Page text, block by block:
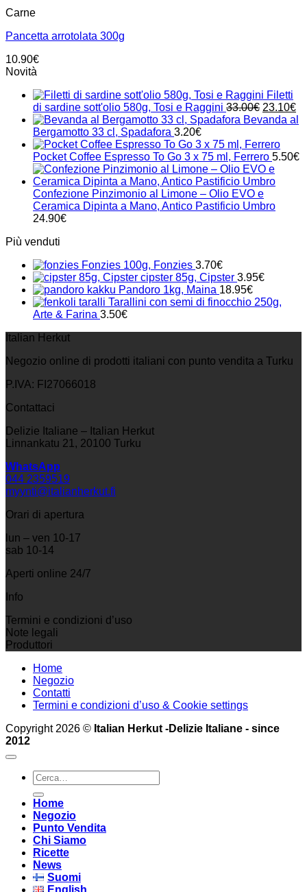
Carne
Pancetta arrotolata 300g
10.90€
Novità
Filetti
di sardine sott'olio 580g, Tosi e Raggini 33.00€ Il
prezzo
era:
33.00€.
23.10€Il
Bevanda al
Bergamotto 33 cl, Spadafora 3.20€
Pocket Coffee Espresso To Go 3 x 75 ml, Ferrero 5.50€
Confezione Pinzimonio al Limone – Olio EVO e
Ceramica Dipinta a Mano, Antico Pastificio Umbro
24.90€
Più venduti
Fonzies 100g, Fonzies 3.70€
cipster 85g, Cipster 3.95€
Pandoro 1kg, Maina 18.95€
Tarallini con semi di finocchio 250g,
Arte & Farina 3.50€
Italian Herkut
Negozio online di prodotti italiani con punto vendita a Turku
P.IVA: FI27066018
Contattaci
Delizie Italiane – Italian Herkut
Linnankatu 21, 20100 Turku
WhatsApp
044 2359519
myynti@italianherkut.fi
Orari di apertura
lun – ven 10-17
sab 10-14
Aperti online 24/7
Info
Termini e condizioni d’uso
Note legali
Produttori
Home
Negozio
Contatti
Termini e condizioni d’uso & Cookie settings
Copyright 2026 © Italian Herkut -Delizie Italiane - since
2012
Cerca:
Home
Negozio
Punto Vendita
Chi Siamo
Ricette
News
Suomi